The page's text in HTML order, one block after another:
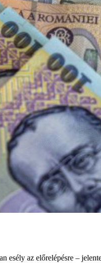
esély az előrelépésre –